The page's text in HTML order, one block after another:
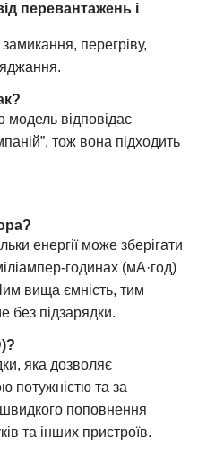
перевантажень і
перегріву,
модель відповідає
тож вона підходить
енергії може зберігати
годинах (мА·год)
вища ємність, тим
без підзарядки.
яка дозволяє
потужністю та за
поповнення
та інших пристроїв.